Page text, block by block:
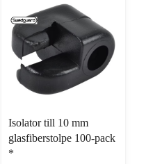
Isolator till 10 mm
glasfiberstolpe 100-pack
*